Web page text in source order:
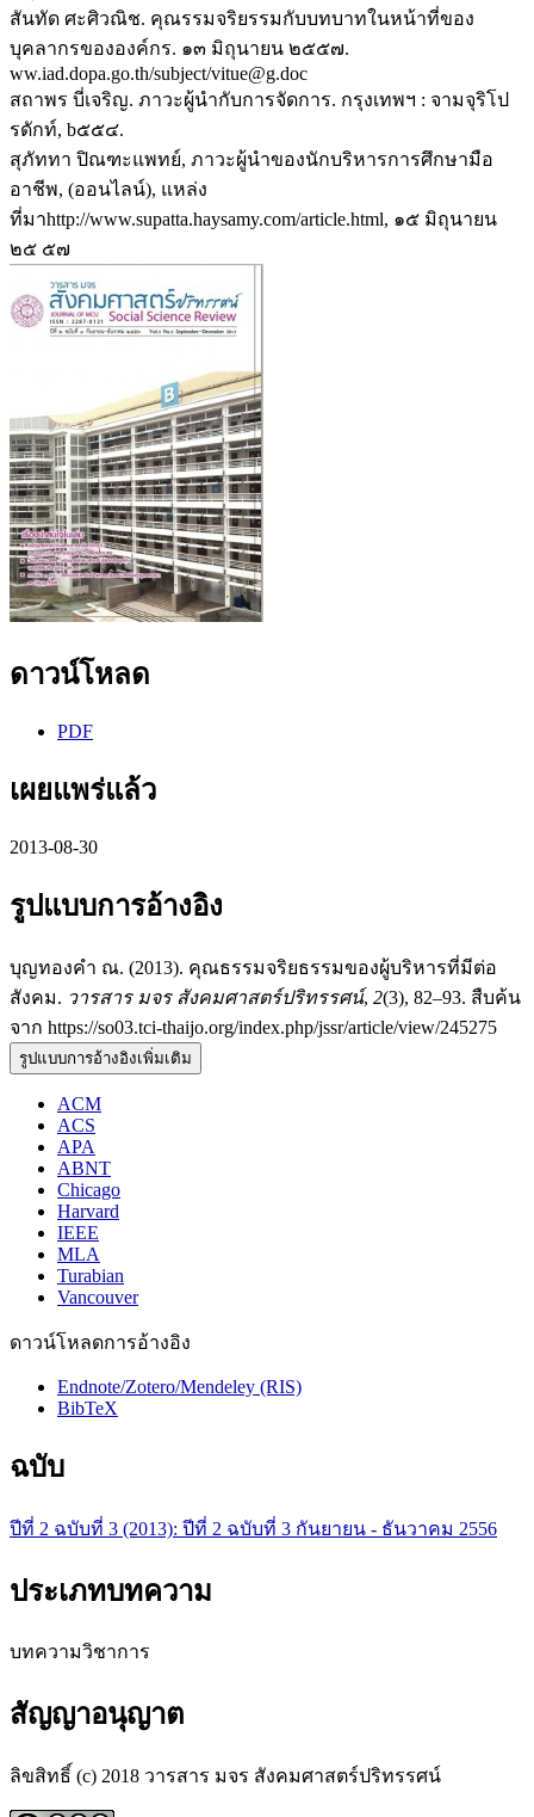
สันทัด ศะศิวณิช. คุณรรมจริยรรมกับบทบาทในหน้าที่ของ
บุคลากรขององค์กร. ๑๓ มิถุนายน ๒๕๕๗.
ww.iad.dopa.go.th/subject/vitue@g.doc
สถาพร บี่เจริญ. ภาวะผู้นำกับการจัดการ. กรุงเทพฯ : จามจุริโป
รดักท์, b๕๕๔.
สุภัททา ปิณฑะแพทย์, ภาวะผู้นำของนักบริหารการศึกษามือ
อาชีพ, (ออนไลน์), แหล่ง
ที่มาhttp://www.supatta.haysamy.com/article.html, ๑๕ มิถุนายน
๒๕ ๕๗
ดาวน์โหลด
PDF
เผยแพร่แล้ว
2013-08-30
รูปแบบการอ้างอิง
บุญทองคำ ณ. (2013). คุณธรรมจริยธรรมของผู้บริหารที่มีต่อ
สังคม. วารสาร มจร สังคมศาสตร์ปริทรรศน์, 2(3), 82–93. สืบค้น
จาก https://so03.tci-thaijo.org/index.php/jssr/article/view/245275
รูปแบบการอ้างอิงเพิ่มเติม
ACM
ACS
APA
ABNT
Chicago
Harvard
IEEE
MLA
Turabian
Vancouver
ดาวน์โหลดการอ้างอิง
Endnote/Zotero/Mendeley (RIS)
BibTeX
ฉบับ
ปีที่ 2 ฉบับที่ 3 (2013): ปีที่ 2 ฉบับที่ 3 กันยายน - ธันวาคม 2556
ประเภทบทความ
บทความวิชาการ
สัญญาอนุญาต
ลิขสิทธิ์ (c) 2018 วารสาร มจร สังคมศาสตร์ปริทรรศน์